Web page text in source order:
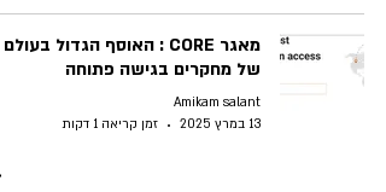
מאגר CORE : האוסף הגדול בעולם
של מחקרים בגישה פתוחה
Amikam salant
13 במרץ 2025
זמן קריאה 1 דקות